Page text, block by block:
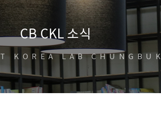
CB CKL 소식
KOREA LAB CHUNGBUK